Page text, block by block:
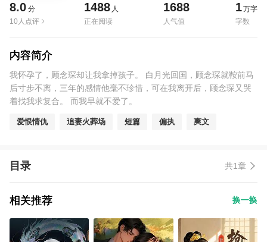
8.0 分
10人点评
1488 人
正在阅读
1688
人气值
1万字
字数
内容简介
我怀孕了，顾念琛却让我拿掉孩子。 白月光回国，顾念琛就鞍前马
后寸步不离，三年的感情他毫不珍惜，可在我离开后，顾念琛又哭
着找我求复合。 而我早就不爱了。
爱恨情仇 追妻火葬场 短篇 偏执 爽文
目录 共1章
相关推荐 换一换